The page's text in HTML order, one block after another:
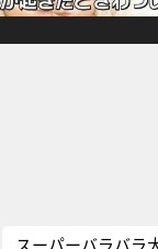
スーパーバラバラ